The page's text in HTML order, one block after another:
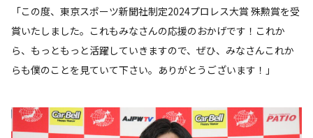
「この度、東京スポーツ新聞社制定2024プロレス大賞 殊勲賞を受
賞いたしました。これもみなさんの応援のおかげです！これか
ら、もっともっと活躍していきますので、ぜひ、みなさんこれか
らも僕のことを見ていて下さい。ありがとうございます！」